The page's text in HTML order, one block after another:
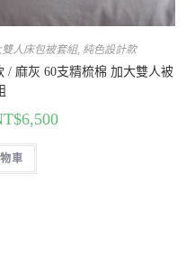
人床包被套組, 純色設計款
/ 麻灰 60支精梳棉 加大雙人被
6,500
車